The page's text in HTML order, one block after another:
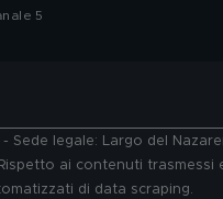
5
Sede legale: Largo del
ai contenuti
di data scraping.